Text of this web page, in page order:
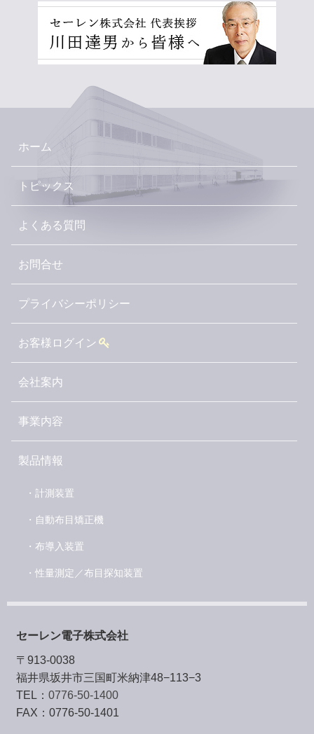
ホーム
トピックス
よくある質問
お問合せ
プライバシーポリシー
お客様ログイン
会社案内
事業内容
製品情報
・計測装置
・自動布目矯正機
・布導入装置
・性量測定／布目探知装置
セーレン電子株式会社
〒913-0038
福井県坂井市三国町米納津48−113−3
TEL： 0776-50-1400
FAX：0776-50-1401